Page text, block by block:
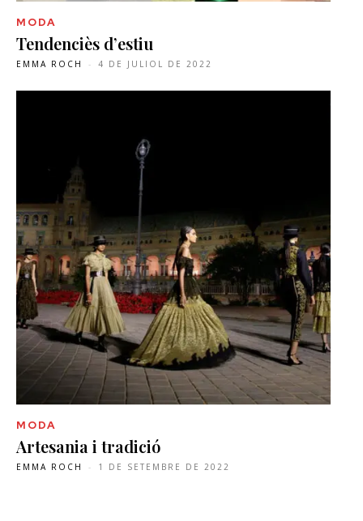
MODA
Tendenciès d’estiu
EMMA ROCH - 4 DE JULIOL DE 2022
MODA
Artesania i tradició
EMMA ROCH - 1 DE SETEMBRE DE 2022